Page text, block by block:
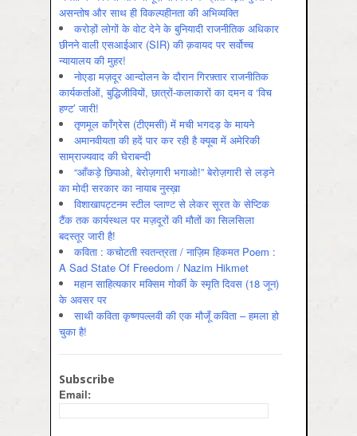
असन्‍तोष और साथ ही विकल्‍पहीनता की अभिव्‍यक्ति
करोड़ों लोगों के वोट देने के बुनियादी राजनीतिक अधिकार
छीनने वाली एसआईआर (SIR) की क़वायद पर सर्वोच्च
न्यायालय की मुहर!
नोएडा मज़दूर आन्दोलन के दौरान गिरफ़्तार राजनीतिक
कार्यकर्ताओं, बुद्धिजीवियों, छात्रों-कलाकारों का दमन व ‘विच
हण्ट’ जारी!
तृणमूल काँग्रेस (टीएमसी) में मची भगदड़ के मायने
अमानवीयता की हदें पार कर रही है क्यूबा में अमेरिकी
साम्राज्यवाद की घेराबन्दी
“आँकड़े छिपाओ, बेरोज़गारी भगाओ!” बेरोज़गारी से लड़ने
का मोदी सरकार का नायाब नुस्ख़ा
विशाखापट्टनम स्टील प्लाण्ट से लेकर सूरत के सेप्टिक
टैंक तक कार्यस्थल पर मज़दूरों की मौतों का सिलसिला
बदस्तूर जारी है!
कविता : कचोटती स्वतन्त्रता / नाज़िम हिकमत Poem :
A Sad State Of Freedom / Nazim Hikmet
महान साहित्यकार मक्सिम गोर्की के स्मृति दिवस (18 जून)
के अवसर पर
साथी कविता कृष्णपल्लवी की एक मौजूँ कविता – हमला हो
चुका है!
Subscribe
Email: